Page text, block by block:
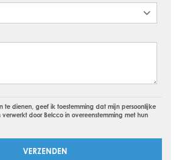
te dienen, geef ik toestemming dat mijn persoonlijke
door Belcco in overeenstemming met hun